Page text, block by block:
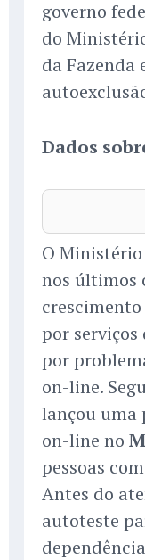
governo
do
da Fazenda
Dados
O
nos últimos
crescimento
por
por
on-line.
lançou uma
on-line no
pessoas
Antes do
autoteste